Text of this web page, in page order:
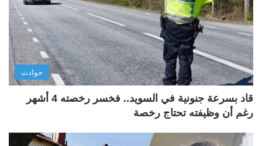
حوادث
قاد بسرعة جنونية في السويد.. فخسر رخصته 4 أشهر
رغم أن وظيفته تحتاج رخصة